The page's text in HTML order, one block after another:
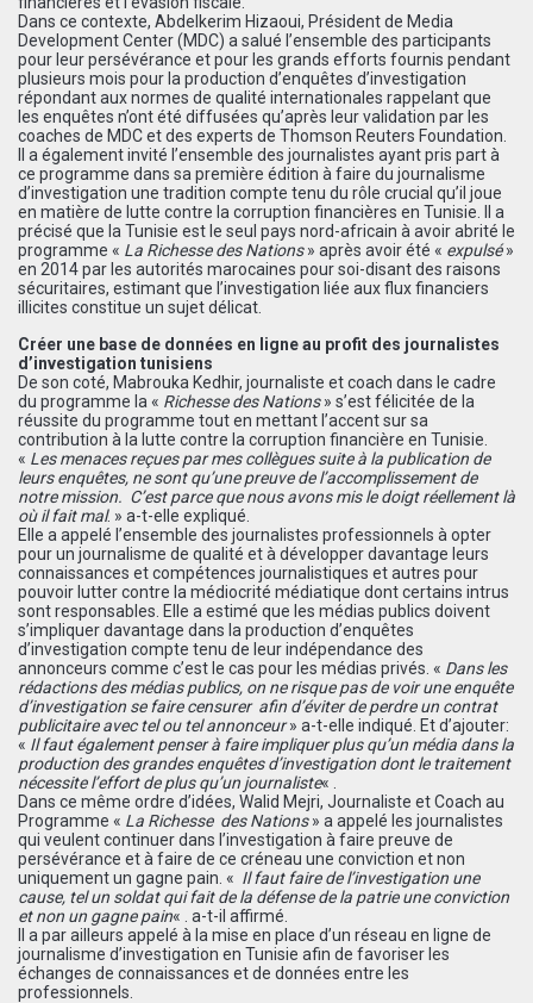
Dans ce contexte, Abdelkerim Hizaoui, Président de Media
Development Center (MDC) a salué l’ensemble des participants
pour leur persévérance et pour les grands efforts fournis pendant
plusieurs mois pour la production d’enquêtes d’investigation
répondant aux normes de qualité internationales rappelant que
les enquêtes n’ont été diffusées qu’après leur validation par les
coaches de MDC et des experts de Thomson Reuters Foundation.
Il a également invité l’ensemble des journalistes ayant pris part à
ce programme dans sa première édition à faire du journalisme
d’investigation une tradition compte tenu du rôle crucial qu’il joue
en matière de lutte contre la corruption financières en Tunisie. Il a
précisé que la Tunisie est le seul pays nord-africain à avoir abrité le
programme « La Richesse des Nations» après avoir été « expulsé»
en 2014 par les autorités marocaines pour soi-disant des raisons
sécuritaires, estimant que l’investigation liée aux flux financiers
illicites constitue un sujet délicat.
Créer une base de données en ligne au profit des journalistes
d’investigation tunisiens
De son coté, Mabrouka Kedhir, journaliste et coach dans le cadre
du programme la « Richesse des Nations» s’est félicitée de la
réussite du programme tout en mettant l’accent sur sa
contribution à la lutte contre la corruption financière en Tunisie.
« Les menaces reçues par mes collègues suite à la publication de
leurs enquêtes, ne sont qu’une preuve de l’accomplissement de
notre mission. C’est parce que nous avons mis le doigt réellement là
où il fait mal. » a-t-elle expliqué.
Elle a appelé l’ensemble des journalistes professionnels à opter
pour un journalisme de qualité et à développer davantage leurs
connaissances et compétences journalistiques et autres pour
pouvoir lutter contre la médiocrité médiatique dont certains intrus
sont responsables. Elle a estimé que les médias publics doivent
s’impliquer davantage dans la production d’enquêtes
d’investigation compte tenu de leur indépendance des
annonceurs comme c’est le cas pour les médias privés. « Dans les
rédactions des médias publics, on ne risque pas de voir une enquête
d’investigation se faire censurer afin d’éviter de perdre un contrat
publicitaire avec tel ou tel annonceur» a-t-elle indiqué. Et d’ajouter:
« Il faut également penser à faire impliquer plus qu’un média dans la
production des grandes enquêtes d’investigation dont le traitement
nécessite l’effort de plus qu’un journaliste« .
Dans ce même ordre d’idées, Walid Mejri, Journaliste et Coach au
Programme « La Richesse des Nations» a appelé les journalistes
qui veulent continuer dans l’investigation à faire preuve de
persévérance et à faire de ce créneau une conviction et non
uniquement un gagne pain. « Il faut faire de l’investigation une
cause, tel un soldat qui fait de la défense de la patrie une conviction
et non un gagne pain« . a-t-il affirmé.
Il a par ailleurs appelé à la mise en place d’un réseau en ligne de
journalisme d’investigation en Tunisie afin de favoriser les
échanges de connaissances et de données entre les
professionnels.